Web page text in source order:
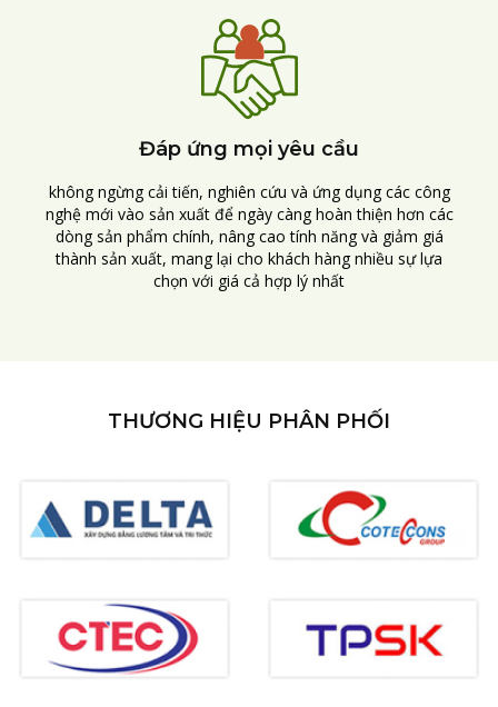
Đáp ứng mọi yêu cầu
không ngừng cải tiến, nghiên cứu và ứng dụng các công
nghệ mới vào sản xuất để ngày càng hoàn thiện hơn các
dòng sản phẩm chính, nâng cao tính năng và giảm giá
thành sản xuất, mang lại cho khách hàng nhiều sự lựa
chọn với giá cả hợp lý nhất
THƯƠNG HIỆU PHÂN PHỐI